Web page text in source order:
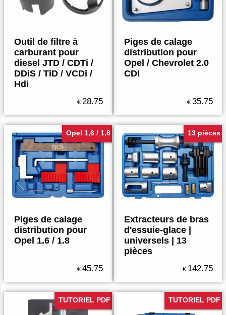
Outil de filtre à
carburant pour
diesel JTD / CDTi /
DDiS / TiD / VCDi /
Hdi
€ 28.75
Piges de calage
distribution pour
Opel / Chevrolet 2.0
CDI
€ 35.75
Opel 1,6 / 1,8
Piges de calage
distribution pour
Opel 1.6 / 1.8
€ 45.75
13 pièces
Extracteurs de bras
d'essuie-glace |
universels | 13
pièces
€ 142.75
TUTORIEL PDF TUTORIEL PDF